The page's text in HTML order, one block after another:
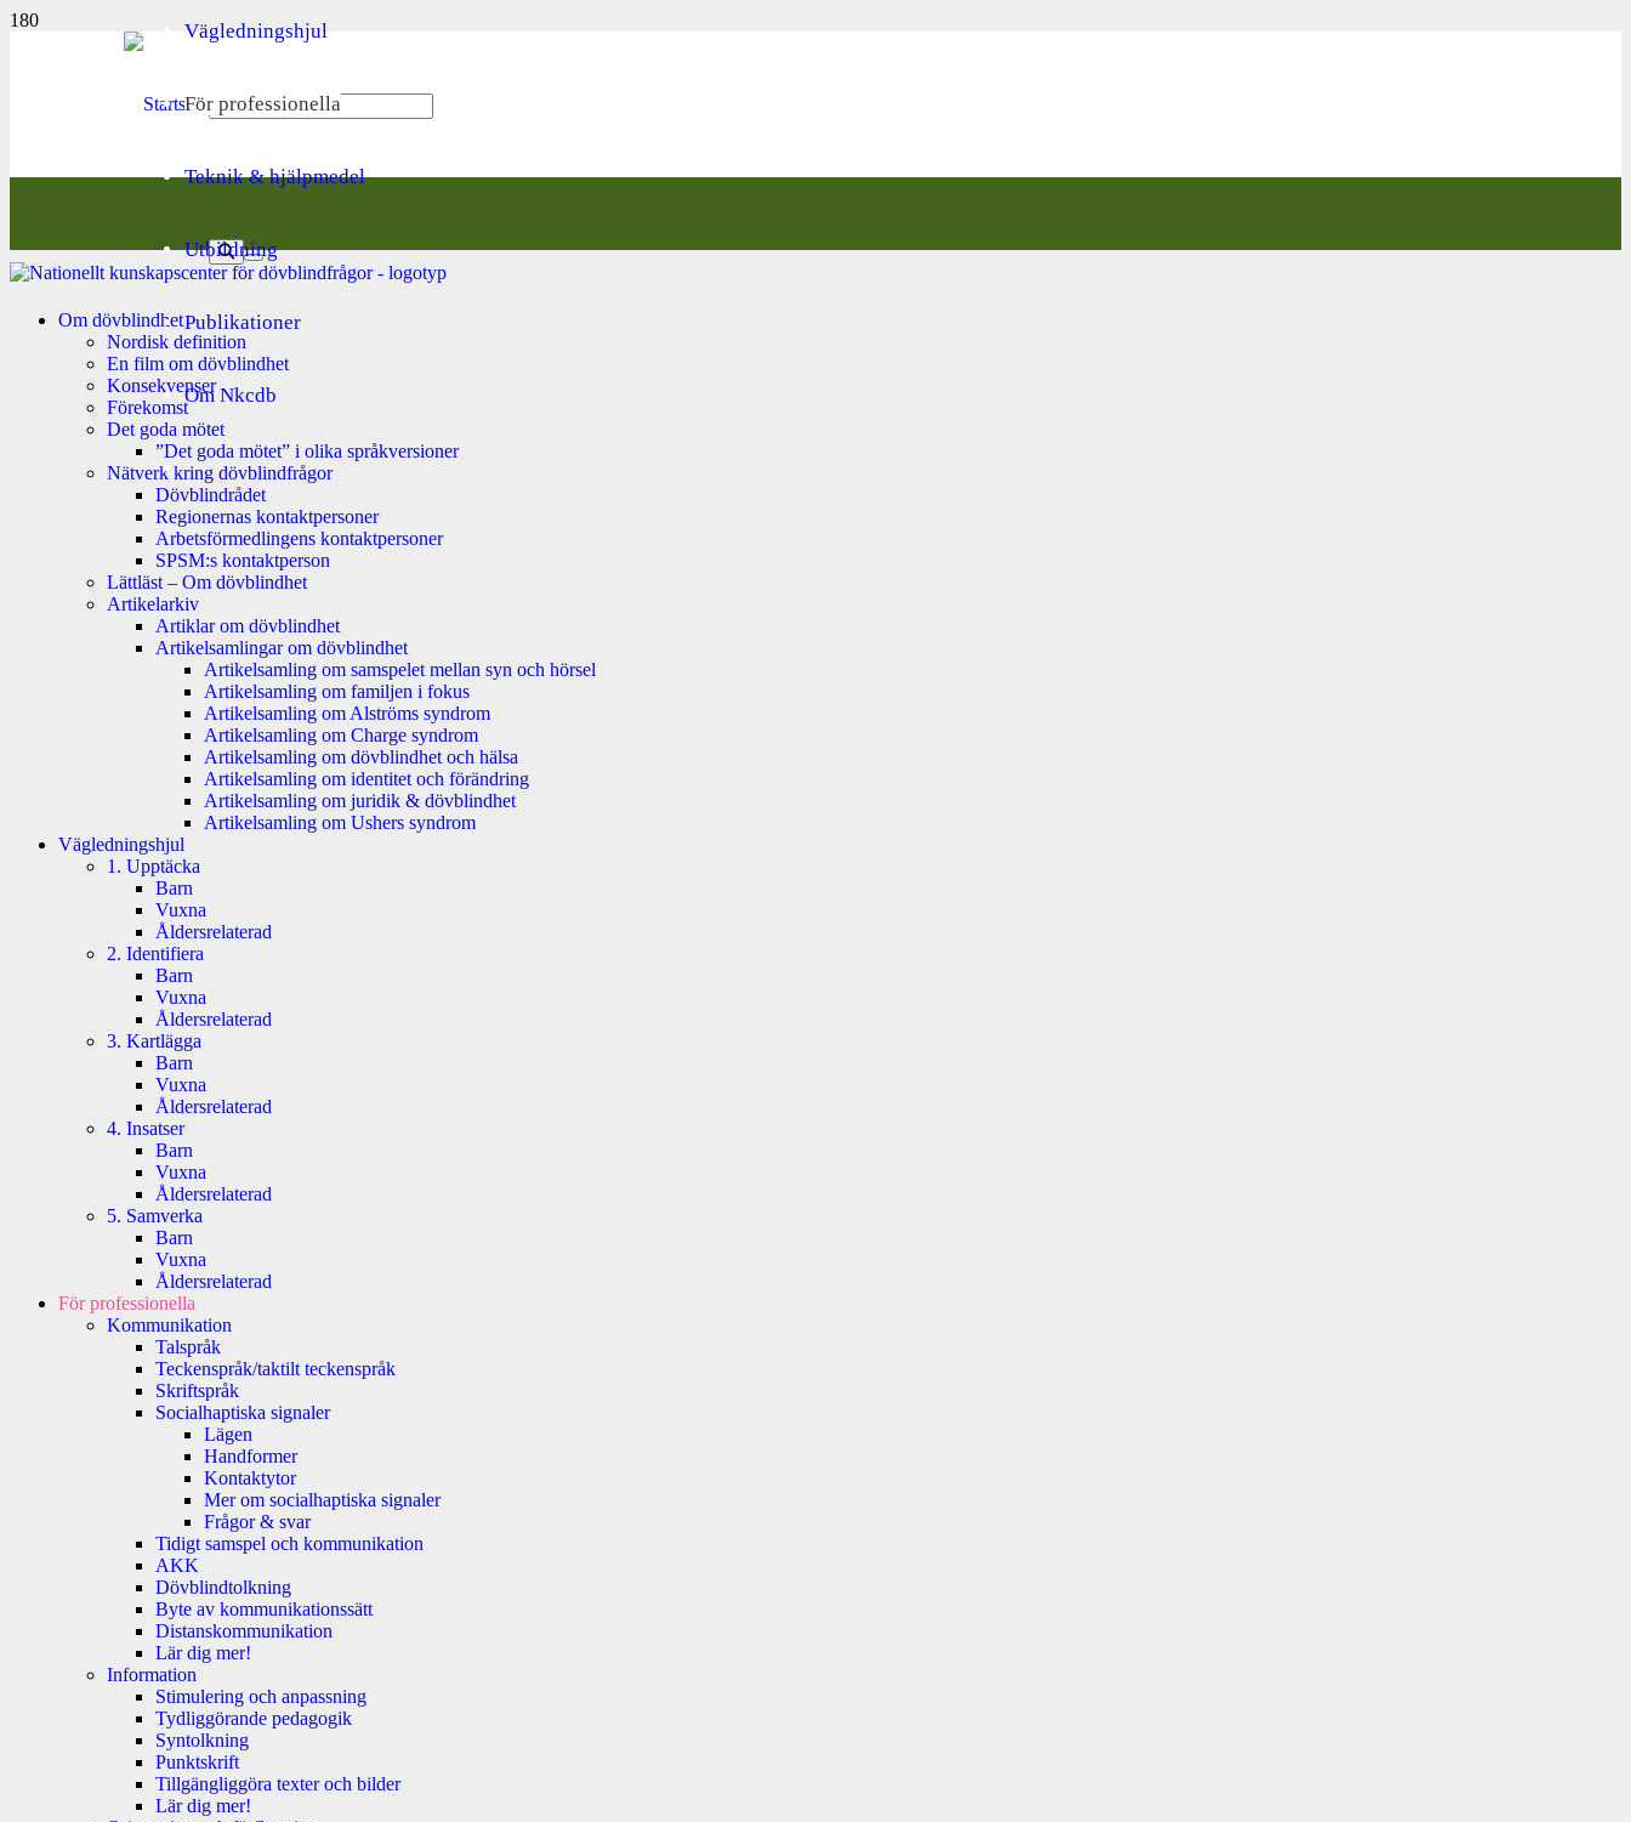
Vägledningshjul
För professionella
Teknik & hjälpmedel
Utbildning
Publikationer
Om Nkcdb
Om dövblindhet
Nordisk definition
En film om dövblindhet
Konsekvenser
Förekomst
Det goda mötet
”Det goda mötet” i olika språkversioner
Nätverk kring dövblindfrågor
Dövblindrådet
Regionernas kontaktpersoner
Arbetsförmedlingens kontaktpersoner
SPSM:s kontaktperson
Lättläst – Om dövblindhet
Artikelarkiv
Artiklar om dövblindhet
Artikelsamlingar om dövblindhet
Artikelsamling om samspelet mellan syn och hörsel
Artikelsamling om familjen i fokus
Artikelsamling om Alströms syndrom
Artikelsamling om Charge syndrom
Artikelsamling om dövblindhet och hälsa
Artikelsamling om identitet och förändring
Artikelsamling om juridik & dövblindhet
Artikelsamling om Ushers syndrom
Vägledningshjul
1. Upptäcka
Barn
Vuxna
Åldersrelaterad
2. Identifiera
Barn
Vuxna
Åldersrelaterad
3. Kartlägga
Barn
Vuxna
Åldersrelaterad
4. Insatser
Barn
Vuxna
Åldersrelaterad
5. Samverka
Barn
Vuxna
Åldersrelaterad
För professionella
Kommunikation
Talspråk
Teckenspråk/taktilt teckenspråk
Skriftspråk
Socialhaptiska signaler
Lägen
Handformer
Kontaktytor
Mer om socialhaptiska signaler
Frågor & svar
Tidigt samspel och kommunikation
AKK
Dövblindtolkning
Byte av kommunikationssätt
Distanskommunikation
Lär dig mer!
Information
Stimulering och anpassning
Tydliggörande pedagogik
Syntolkning
Punktskrift
Tillgängliggöra texter och bilder
Lär dig mer!